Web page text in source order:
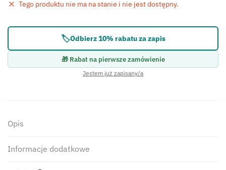
Tego produktu nie ma na stanie i nie jest dostępny.
🏷️Odbierz 10% rabatu za zapis
🎁 Rabat na pierwsze zamówienie
Jestem już zapisany/a
Opis
Informacje dodatkowe